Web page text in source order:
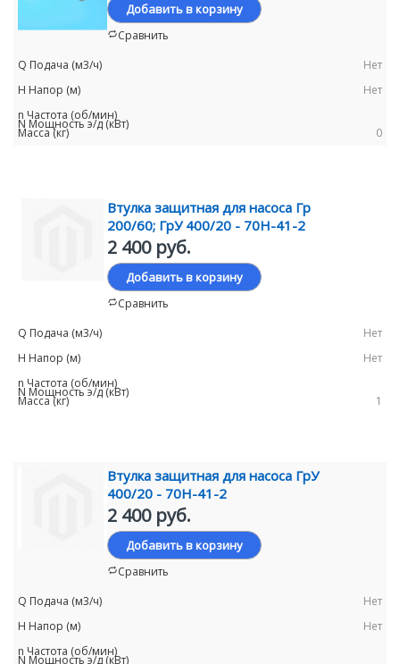
Добавить в корзину
Сравнить
Нет
Нет
0
Втулка защитная для насоса Гр
200/60; ГрУ 400/20 - 70Н-41-2
2 400 руб.
Добавить в корзину
Сравнить
Нет
Нет
1
Втулка защитная для насоса ГрУ
400/20 - 70Н-41-2
2 400 руб.
Добавить в корзину
Сравнить
Нет
Нет